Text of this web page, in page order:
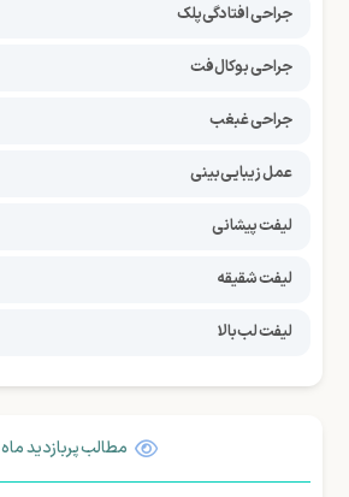
جراحی افتادگی پلک
جراحی بوکال فت
جراحی غبغب
عمل زیبایی بینی
لیفت پیشانی
لیفت شقیقه
لیفت لب بالا
مطالب پربازدید ماه